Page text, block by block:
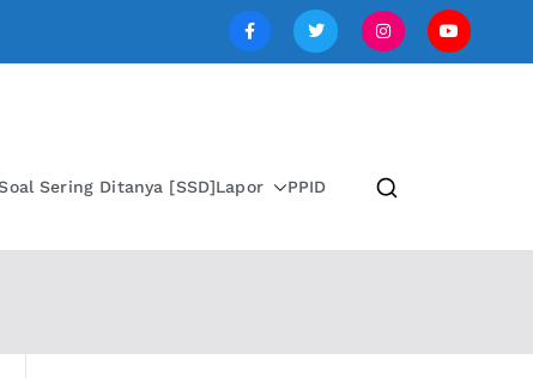
JAWA TENGAH
Sering Ditanya [SSD]Lapor PPID